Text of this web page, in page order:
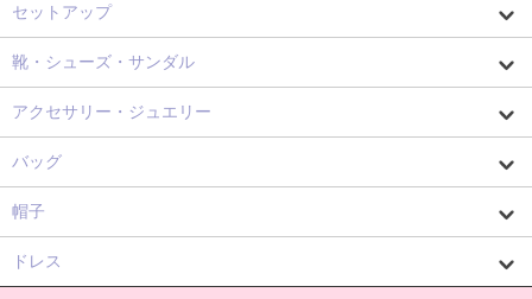
セットアップ
靴・シューズ・サンダル
アクセサリー・ジュエリー
バッグ
帽子
ドレス